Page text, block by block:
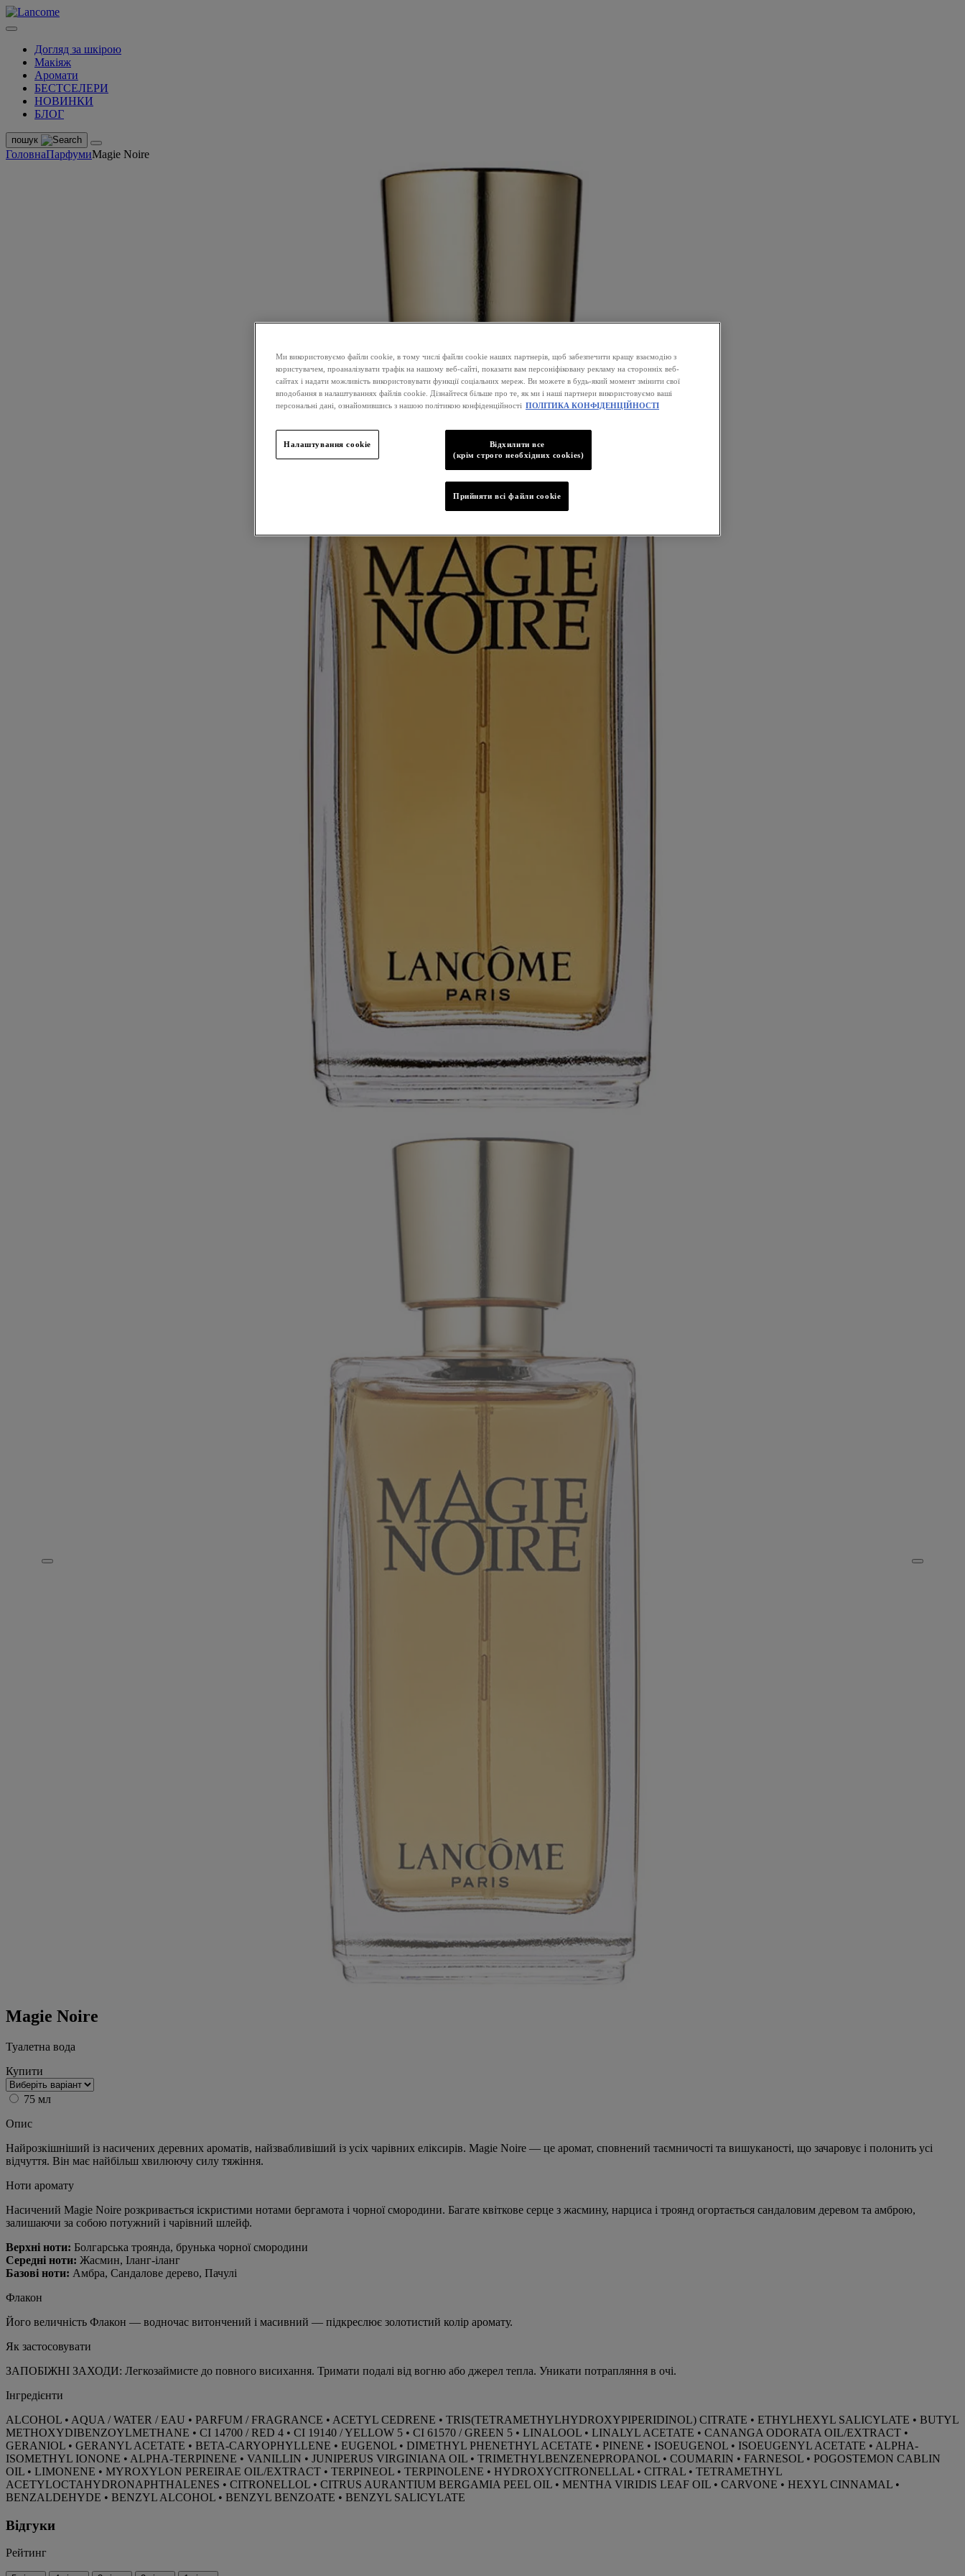
Догляд за шкірою
Макіяж
Аромати
БЕСТСЕЛЕРИ
НОВИНКИ
БЛОГ
пошук
ГоловнаПарфумиMagie Noire
Magie Noire
Туалетна вода
Купити
75 мл
Опис
Найрозкішніший із насичених деревних ароматів, найзвабливіший із усіх чарівних еліксирів. Magie Noire — це аромат, сповнений таємничості та вишуканості, що зачаровує і полонить усі
відчуття. Він має найбільш хвилюючу силу тяжіння.
Ноти аромату
Насичений Magie Noire розкривається іскристими нотами бергамота і чорної смородини. Багате квіткове серце з жасмину, нарциса і троянд огортається сандаловим деревом та амброю,
залишаючи за собою потужний і чарівний шлейф.
Верхні ноти: Болгарська троянда, брунька чорної смородини
Середні ноти: Жасмин, Іланг-іланг
Базові ноти: Амбра, Сандалове дерево, Пачулі
Флакон
Його величність Флакон — водночас витончений і масивний — підкреслює золотистий колір аромату.
Як застосовувати
ЗАПОБІЖНІ ЗАХОДИ: Легкозаймисте до повного висихання. Тримати подалі від вогню або джерел тепла. Уникати потрапляння в очі.
Інгредієнти
ALCOHOL • AQUA / WATER / EAU • PARFUM / FRAGRANCE • ACETYL CEDRENE • TRIS(TETRAMETHYLHYDROXYPIPERIDINOL) CITRATE • ETHYLHEXYL SALICYLATE • BUTYL
METHOXYDIBENZOYLMETHANE • CI 14700 / RED 4 • CI 19140 / YELLOW 5 • CI 61570 / GREEN 5 • LINALOOL • LINALYL ACETATE • CANANGA ODORATA OIL/EXTRACT •
GERANIOL • GERANYL ACETATE • BETA-CARYOPHYLLENE • EUGENOL • DIMETHYL PHENETHYL ACETATE • PINENE • ISOEUGENOL • ISOEUGENYL ACETATE • ALPHA-
ISOMETHYL IONONE • ALPHA-TERPINENE • VANILLIN • JUNIPERUS VIRGINIANA OIL • TRIMETHYLBENZENEPROPANOL • COUMARIN • FARNESOL • POGOSTEMON CABLIN
OIL • LIMONENE • MYROXYLON PEREIRAE OIL/EXTRACT • TERPINEOL • TERPINOLENE • HYDROXYCITRONELLAL • CITRAL • TETRAMETHYL
ACETYLOCTAHYDRONAPHTHALENES • CITRONELLOL • CITRUS AURANTIUM BERGAMIA PEEL OIL • MENTHA VIRIDIS LEAF OIL • CARVONE • HEXYL CINNAMAL •
BENZALDEHYDE • BENZYL ALCOHOL • BENZYL BENZOATE • BENZYL SALICYLATE
Відгуки
Рейтинг
Ми використовуємо файли cookie, в тому числі файли cookie наших партнерів, щоб забезпечити кращу взаємодію з
користувачем, проаналізувати трафік на нашому веб-сайті, показати вам персоніфіковану рекламу на сторонніх веб-
сайтах і надати можливість використовувати функції соціальних мереж. Ви можете в будь-який момент змінити свої
вподобання в налаштуваннях файлів cookie. Дізнайтеся більше про те, як ми і наші партнери використовуємо ваші
персональні дані, ознайомившись з нашою політикою конфіденційності ПОЛІТИКА КОНФІДЕНЦІЙНОСТІ
Відхилити все
(крім строго необхідних cookies)
Прийняти всі файли сookie
Налаштування cookie